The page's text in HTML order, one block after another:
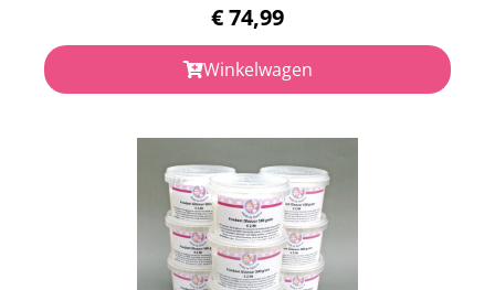
€74,99
Winkelwagen